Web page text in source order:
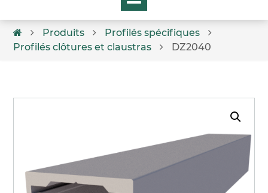
Produits
Profilés spécifiques
Profilés clôtures et claustras
DZ2040